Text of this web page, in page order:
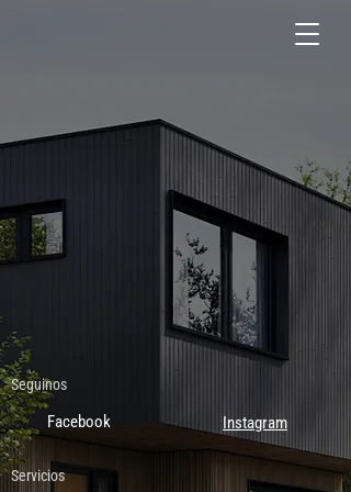
Seguinos
Facebook Instagram
Servicios